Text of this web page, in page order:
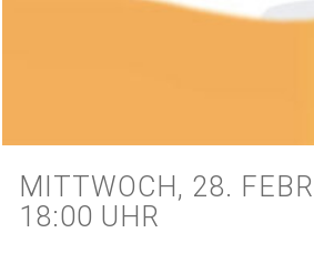
MITTWOCH, 28.
18:00 UHR